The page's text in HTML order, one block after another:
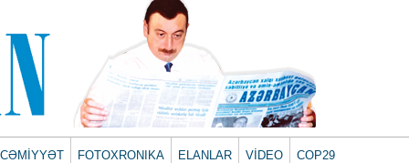
CƏMİYYƏT FOTOXRONIKA ELANLAR VİDEO COP29